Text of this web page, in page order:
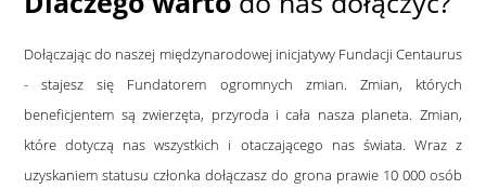
Dołączając do naszej międzynarodowej inicjatywy Fundacji Centaurus
- stajesz się Fundatorem ogromnych zmian. Zmian, których
beneficjentem są zwierzęta, przyroda i cała nasza planeta. Zmian,
które dotyczą nas wszystkich i otaczającego nas świata. Wraz z
uzyskaniem statusu członka dołączasz do grona prawie 10 000 osób